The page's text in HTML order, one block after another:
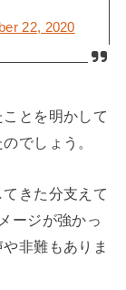
22, 2020
とを明かして
でしょう。
きた分支えて
ージが強かっ
非難もありま